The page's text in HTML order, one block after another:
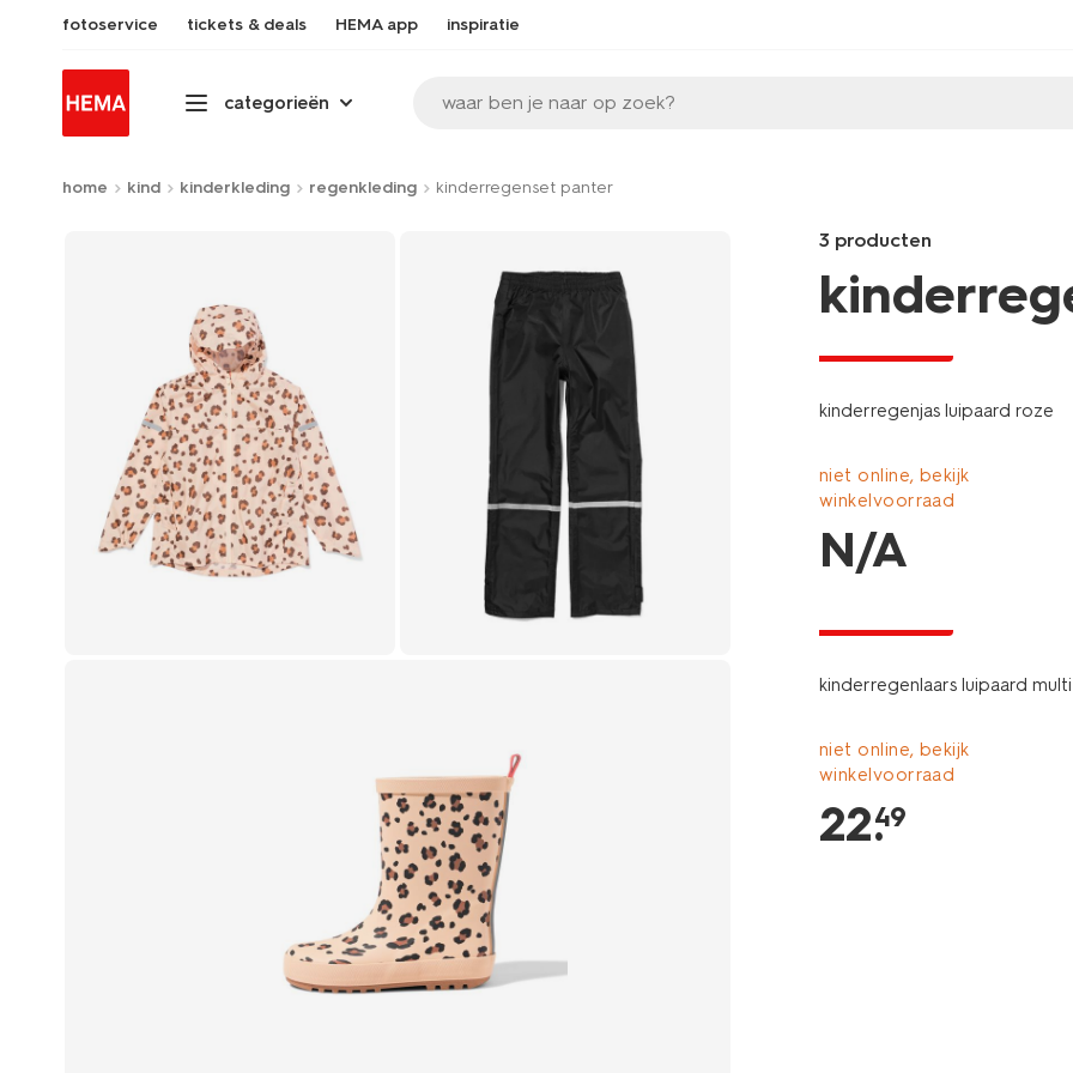
fotoservice tickets & deals HEMA app inspiratie
categorieën waar ben je naar op zoek?
home kind kinderkleding regenkleding kinderregenset panter
3 producten
/kind/meisjeskleding/meisjes-
sloffen-
luipaard-
multi-
kinderregenjas luipaard roze
niet online, bekijk
winkelvoorraad
N/A
kinderregenlaars luipaard multi
niet online, bekijk
winkelvoorraad
22.
49